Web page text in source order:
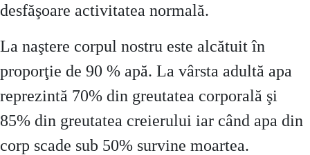
desfăşoare activitatea normală.
La naştere corpul nostru este alcătuit în
proporţie de 90 % apă. La vârsta adultă apa
reprezintă 70% din greutatea corporală şi
85% din greutatea creierului iar când apa din
corp scade sub 50% survine moartea.